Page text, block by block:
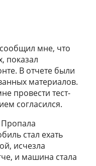
мне, что
показал
В отчете были
материалов.
провести тест-
согласился.
Пропала
стал ехать
исчезла
и машина стала